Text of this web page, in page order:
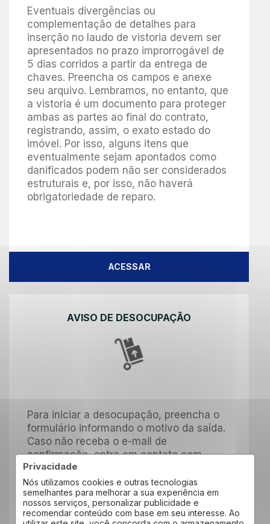
Privacidade
Nós utilizamos cookies e outras tecnologias
semelhantes para melhorar a sua experiência em
nossos serviços, personalizar publicidade e
recomendar conteúdo com base em seu interesse. Ao
Eventuais divergências ou
complementação de detalhes para
inserção no laudo de vistoria devem ser
apresentados no prazo improrrogável de
5 dias corridos a partir da entrega de
chaves. Preencha os campos e anexe
seu arquivo. Lembramos, no entanto, que
a vistoria é um documento para proteger
ambas as partes ao final do contrato,
registrando, assim, o exato estado do
imóvel. Por isso, alguns itens que
eventualmente sejam apontados como
danificados podem não ser considerados
estruturais e, por isso, não haverá
obrigatoriedade de reparo.
ACESSAR
AVISO DE DESOCUPAÇÃO
Para iniciar a desocupação, preencha o
formulário informando o motivo da saída.
Caso não receba o e-mail de
confirmação, entre em contato com
nosso time pelo telefone (13) 3232-1854
ou WhatsApp (13) 99708-7774